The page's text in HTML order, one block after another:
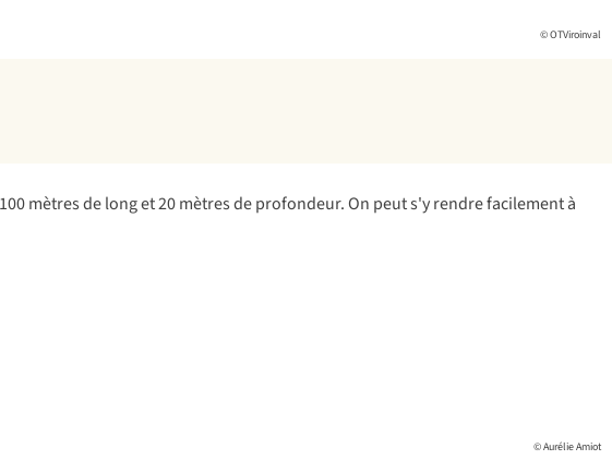
© OTViroinval
mètres de long et 20 mètres de profondeur. On peut s'y rendre facilement à
© Aurélie Amiot